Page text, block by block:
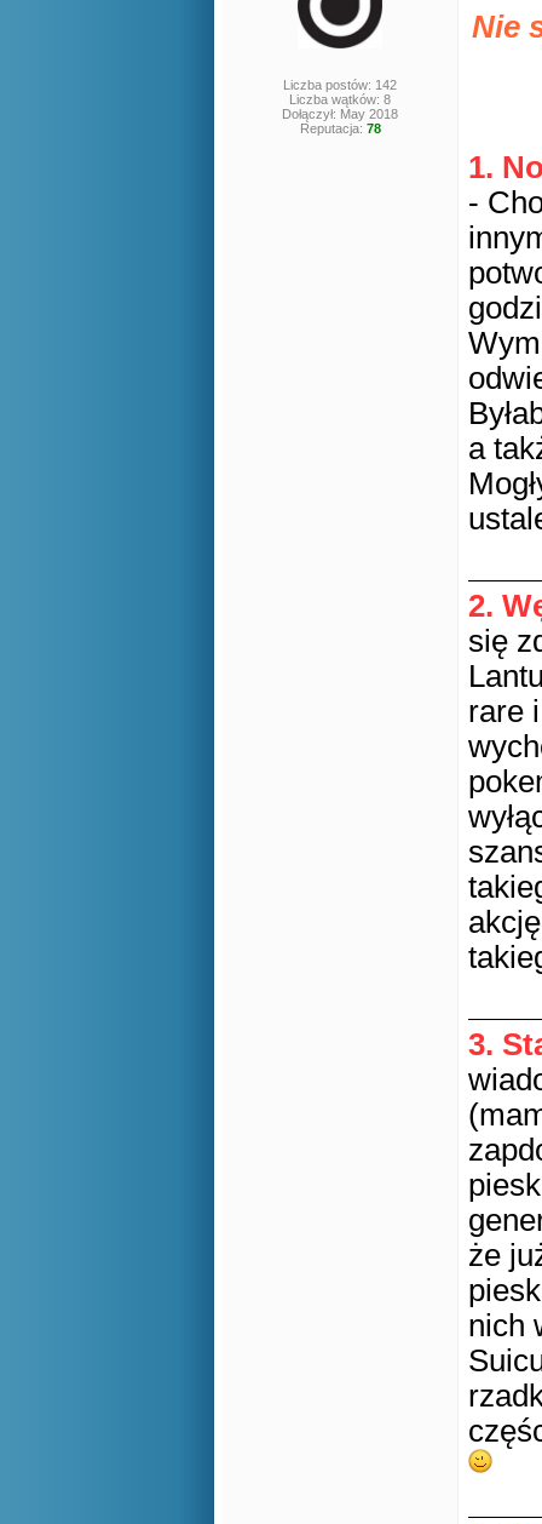
Liczba postów: 142
Liczba wątków: 8
Dołączył: May 2018
Reputacja: 78
Nie
1.
-
a
2.
się
rare
3.
że
nich